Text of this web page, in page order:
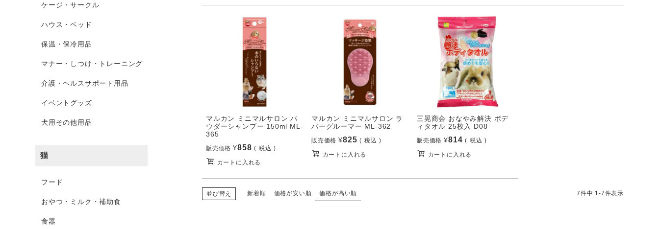
ケージ・サークル
ハウス・ベッド
保温・保冷用品
マナー・しつけ・トレーニング
介護・ヘルスサポート用品
イベントグッズ
犬用その他用品
猫
フード
おやつ・ミルク・補助食
食器
マルカン ミニマルサロン パ
ウダーシャンプー 150ml ML-
365
販売価格 ¥858 税込
カートに入れる
マルカン ミニマルサロン ラ
バーグルーマー ML-362
販売価格 ¥825 税込
カートに入れる
三晃商会 おなやみ解決 ボデ
ィタオル 25枚入 D08
販売価格 ¥814 税込
カートに入れる
並び替え 新着順 価格が安い順 価格が高い順 7件中 1-7件表示